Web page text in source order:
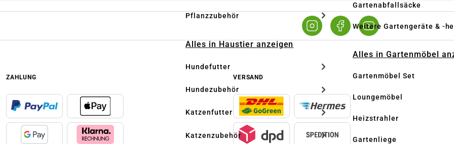
Pflanzzubehör
Alles in Haustier anzeigen
Hundefutter
Hundezubehör
Katzenfutter
Katzenzubehör
Gartenabfallsäcke
Weitere Gartengeräte & -
Alles in Gartenmöbel
Gartenmöbel Set
Loungemöbel
Heizstrahler
Gartenliege
ZAHLUNG VERSAND